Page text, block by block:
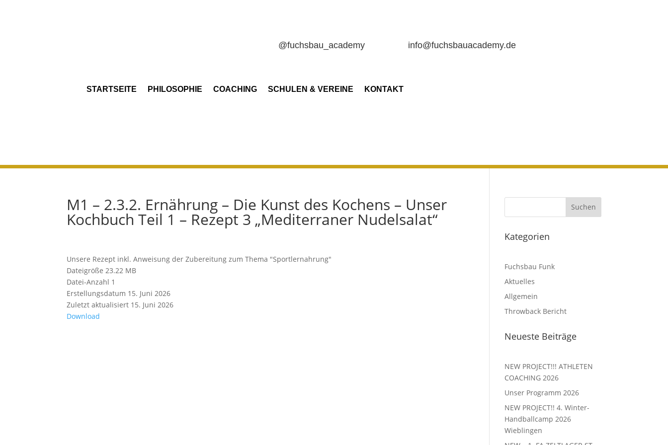
@fuchsbau_academy info@fuchsbauacademy.de
STARTSEITE PHILOSOPHIE COACHING SCHULEN & VEREINE KONTAKT
M1 – 2.3.2. Ernährung – Die Kunst des Kochens – Unser
Kochbuch Teil 1 – Rezept 3 „Mediterraner Nudelsalat“
Unsere Rezept inkl. Anweisung der Zubereitung zum Thema "Sportlernahrung"
Dateigröße 23.22 MB
Datei-Anzahl 1
Erstellungsdatum 15. Juni 2026
Zuletzt aktualisiert 15. Juni 2026
Download
Kategorien
Fuchsbau Funk
Aktuelles
Allgemein
Throwback Bericht
Neueste Beiträge
NEW PROJECT!!! ATHLETEN
COACHING 2026
Unser Programm 2026
NEW PROJECT!! 4. Winter-
Handballcamp 2026
Wieblingen